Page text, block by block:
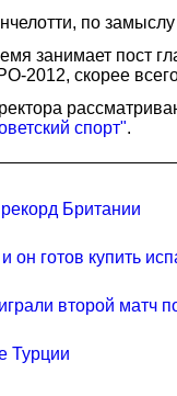
по
занимает пост
скорее всего,
спорт".
Британии
готов купить
второй матч
Турции